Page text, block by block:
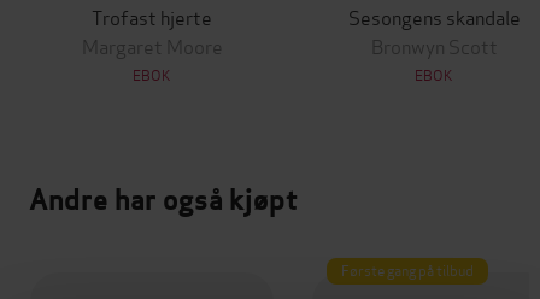
Trofast hjerte
Margaret Moore
EBOK
Sesongens skandale
Bronwyn Scott
EBOK
Andre har også kjøpt
Første gang på tilbud